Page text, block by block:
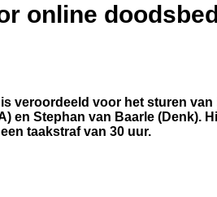
online
veroordeeld voor het sturen
en Stephan van Baarle (Denk).
taakstraf van 30 uur.